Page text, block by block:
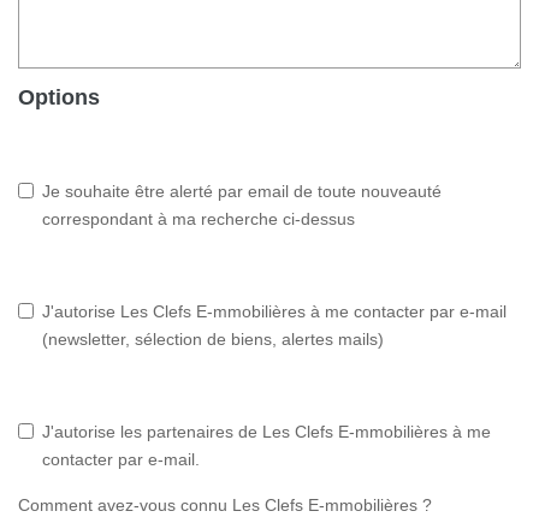
Options
Je souhaite être alerté par email de toute nouveauté
correspondant à ma recherche ci-dessus
J'autorise Les Clefs E-mmobilières à me contacter par e-mail
(newsletter, sélection de biens, alertes mails)
J'autorise les partenaires de Les Clefs E-mmobilières à me
contacter par e-mail.
Comment avez-vous connu Les Clefs E-mmobilières ?